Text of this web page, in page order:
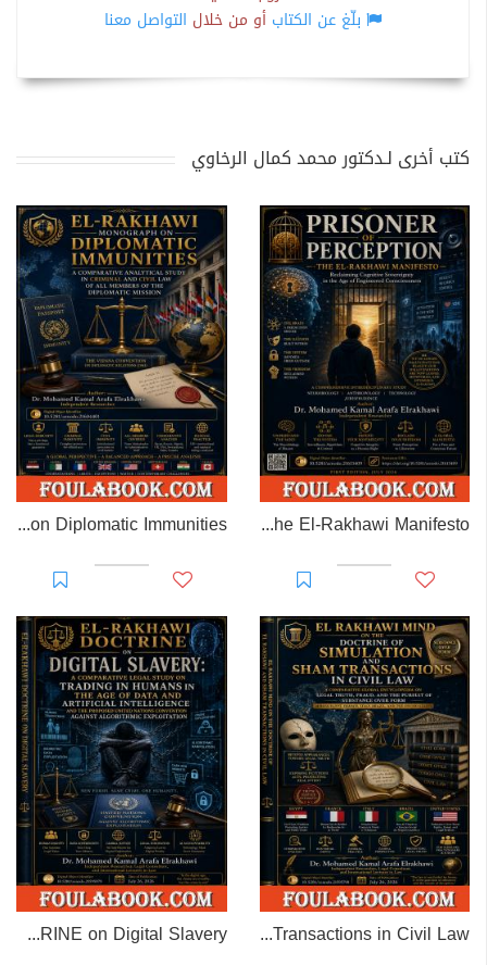
بلّغ عن الكتاب أو من خلال التواصل معنا
كتب أخرى لـدكتور محمد كمال الرخاوي
Prisoner of Perception: The El-Rakhawi Manifesto
EL-RAKHAWI MONOGRAPH on Diplomatic Immunities
EL RAKHAWI MIND on the Doctrine of Simulation and Sham Transactions in Civil Law
EL-RAKHAWI DOCTRINE on Digital Slavery